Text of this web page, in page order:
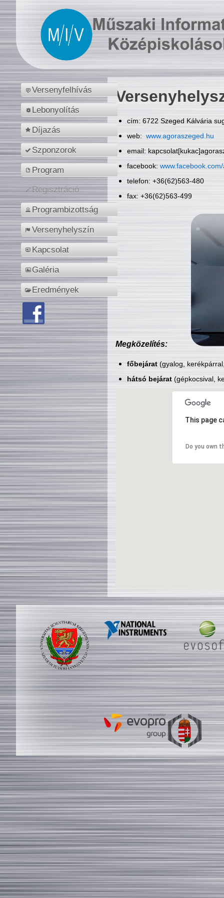
Versenyfelhívás
Lebonyolítás
Díjazás
Szponzorok
Program
Regisztráció
Programbizottság
Versenyhelyszín
Kapcsolat
Galéria
Eredmények
cím: 6722 Szeged Kálvária
web: www.agoraszeged.hu
email:
facebook:
telefon: +36(62)563-480
fax: +36(62)563-499
Megközelítés:
főbejárat(gyalog,
hátsó bejárat(gépkocsival,
This page
Do you own